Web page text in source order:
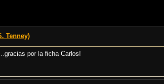
Tenney)
por la ficha Carlos!